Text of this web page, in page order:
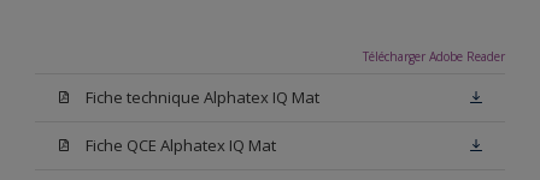
Télécharger Adobe Reader
Fiche technique Alphatex IQ Mat
Fiche QCE Alphatex IQ Mat